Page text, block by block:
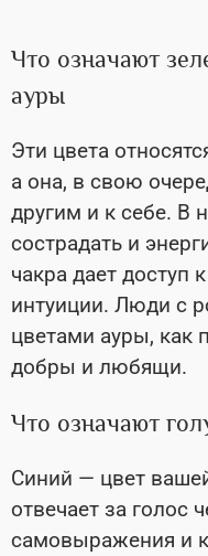
Что означают
ауры
Эти цвета
а она, в свою
другим и к себе. В
сострадать и
чакра дает доступ
интуиции. Люди с
цветами ауры, как
добры и любящи.
Что означают
Синий — цвет
отвечает за голос
самовыражения и